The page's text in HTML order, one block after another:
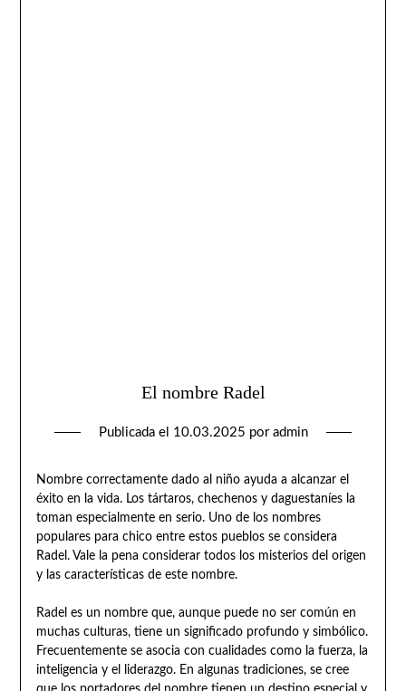
El nombre Radel
Publicada el 10.03.2025 por admin
Nombre correctamente dado al niño ayuda a alcanzar el
éxito en la vida. Los tártaros, chechenos y daguestaníes la
toman especialmente en serio. Uno de los nombres
populares para chico entre estos pueblos se considera
Radel. Vale la pena considerar todos los misterios del origen
y las características de este nombre.
Radel es un nombre que, aunque puede no ser común en
muchas culturas, tiene un significado profundo y simbólico.
Frecuentemente se asocia con cualidades como la fuerza, la
inteligencia y el liderazgo. En algunas tradiciones, se cree